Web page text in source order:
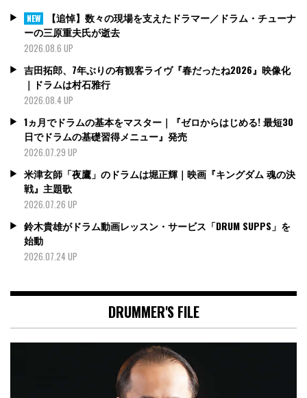
NEW
【追悼】数々の現場を支えたドラマー／ドラム・チューナ
ーの三原重夫氏が逝去
2026.08.6 UP
吉田拓郎、7年ぶりの有観客ライヴ『春だったね2026』映像化
｜ドラムは村石雅行
2026.08.4 UP
1ヵ月でドラムの基本をマスター｜『ゼロからはじめる! 最短30
日でドラムの基礎習得メニュー』発売
2026.07.29 UP
米津玄師「夜鷹」のドラムは堀正輝｜映画『キングダム 魂の決
戦』主題歌
2026.07.26 UP
鈴木貴雄がドラム動画レッスン・サービス「DRUM SUPPS」を
始動
2026.07.24 UP
DRUMMER'S FILE